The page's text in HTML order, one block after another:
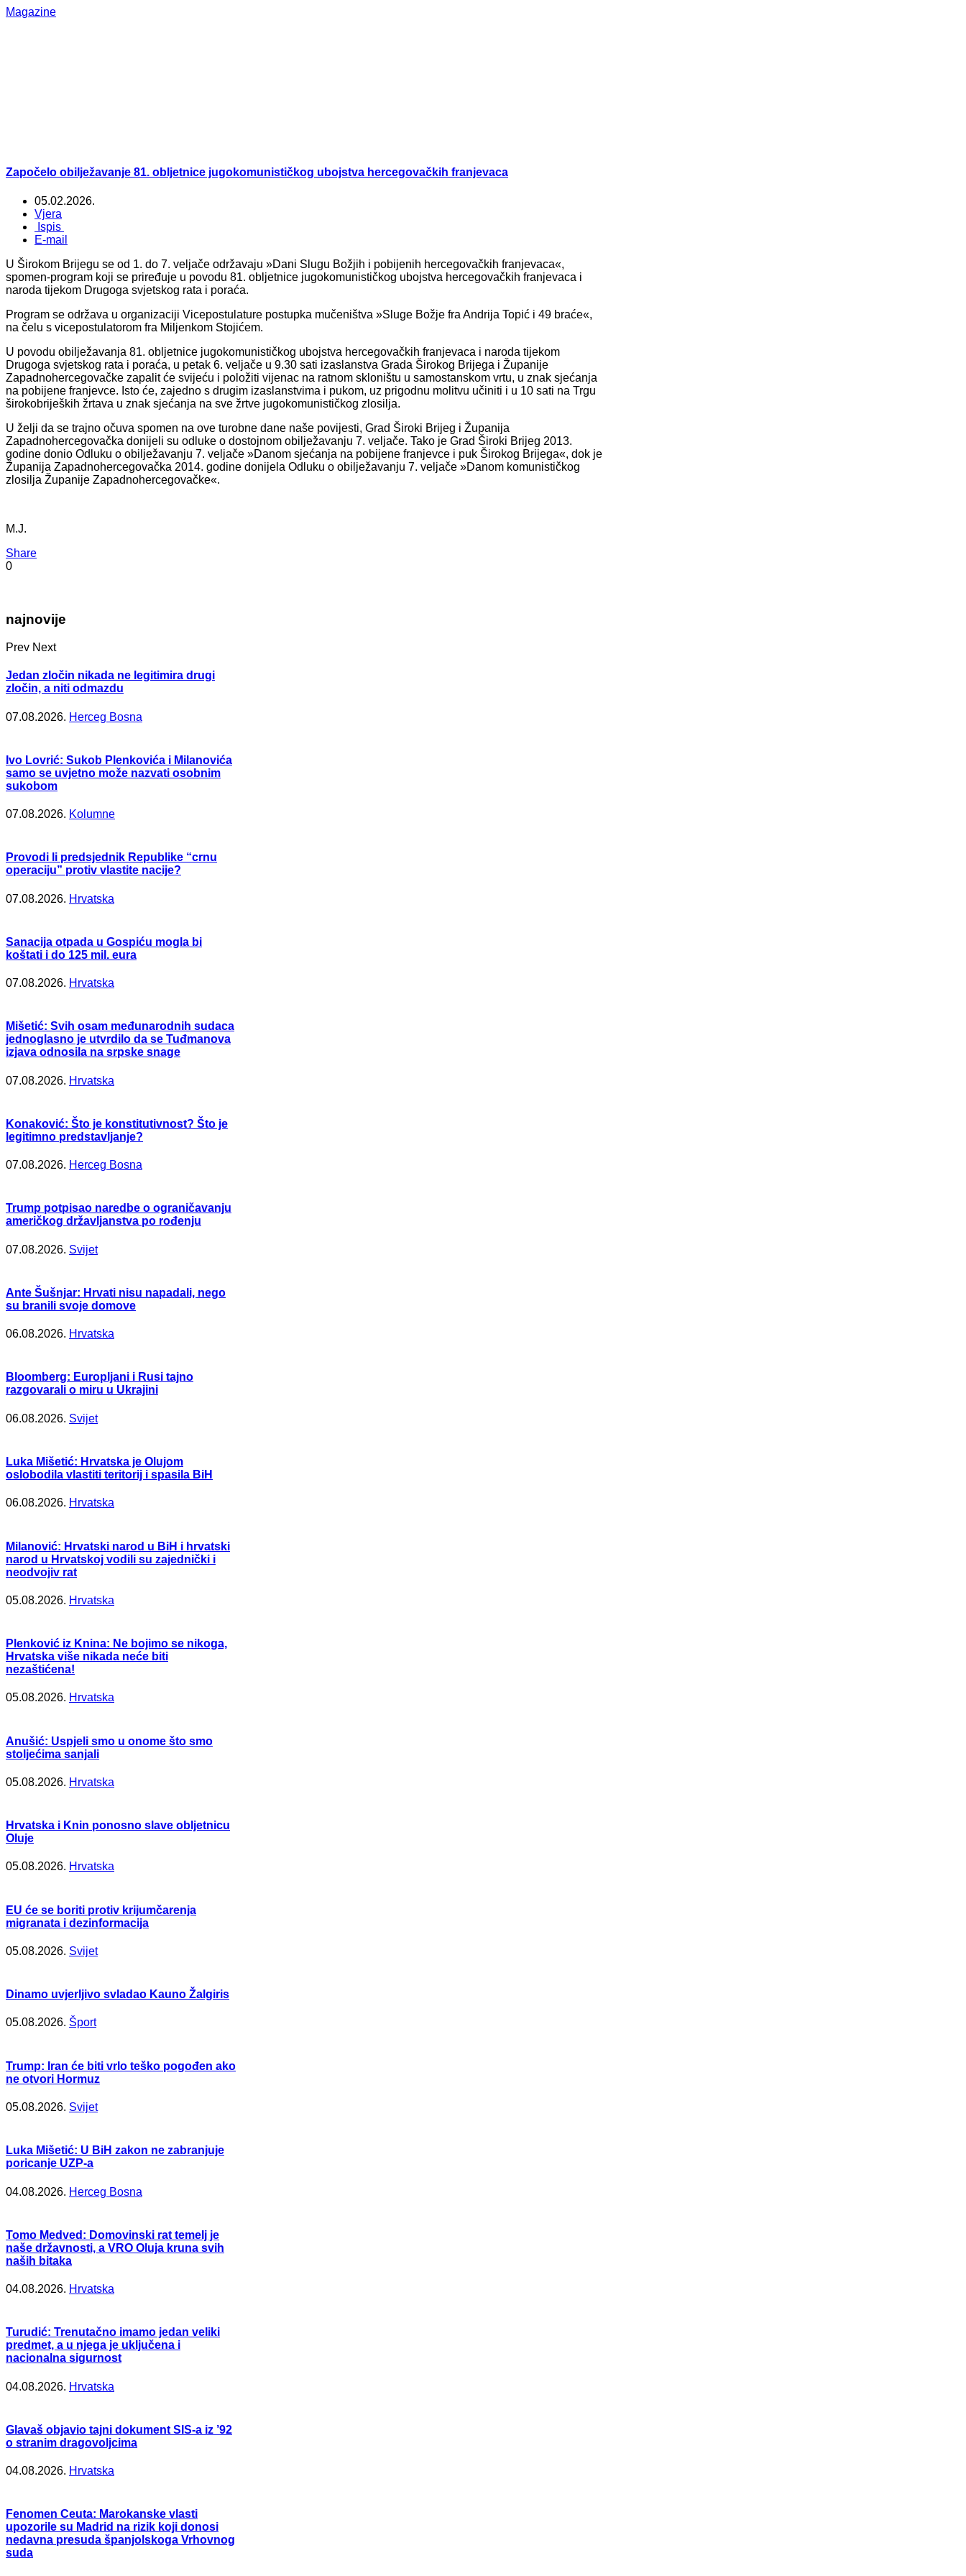
Magazine
Započelo obilježavanje 81. obljetnice jugokomunističkog ubojstva hercegovačkih franjevaca
05.02.2026.
Vjera
Ispis
E-mail
U Širokom Brijegu se od 1. do 7. veljače održavaju »Dani Slugu Božjih i pobijenih hercegovačkih franjevaca«,
spomen-program koji se priređuje u povodu 81. obljetnice jugokomunističkog ubojstva hercegovačkih franjevaca i
naroda tijekom Drugoga svjetskog rata i poraća.
Program se održava u organizaciji Vicepostulature postupka mučeništva »Sluge Božje fra Andrija Topić i 49 braće«,
na čelu s vicepostulatorom fra Miljenkom Stojićem.
U povodu obilježavanja 81. obljetnice jugokomunističkog ubojstva hercegovačkih franjevaca i naroda tijekom
Drugoga svjetskog rata i poraća, u petak 6. veljače u 9.30 sati izaslanstva Grada Širokog Brijega i Županije
Zapadnohercegovačke zapalit će svijeću i položiti vijenac na ratnom skloništu u samostanskom vrtu, u znak sjećanja
na pobijene franjevce. Isto će, zajedno s drugim izaslanstvima i pukom, uz prigodnu molitvu učiniti i u 10 sati na Trgu
širokobrijeških žrtava u znak sjećanja na sve žrtve jugokomunističkog zlosilja.
U želji da se trajno očuva spomen na ove turobne dane naše povijesti, Grad Široki Brijeg i Županija
Zapadnohercegovačka donijeli su odluke o dostojnom obilježavanju 7. veljače. Tako je Grad Široki Brijeg 2013.
godine donio Odluku o obilježavanju 7. veljače »Danom sjećanja na pobijene franjevce i puk Širokog Brijega«, dok je
Županija Zapadnohercegovačka 2014. godine donijela Odluku o obilježavanju 7. veljače »Danom komunističkog
zlosilja Županije Zapadnohercegovačke«.
M.J.
Share
0
najnovije
Prev Next
Jedan zločin nikada ne legitimira drugi
zločin, a niti odmazdu
07.08.2026. Herceg Bosna
Ivo Lovrić: Sukob Plenkovića i Milanovića
samo se uvjetno može nazvati osobnim
sukobom
07.08.2026. Kolumne
Provodi li predsjednik Republike “crnu
operaciju” protiv vlastite nacije?
07.08.2026. Hrvatska
Sanacija otpada u Gospiću mogla bi
koštati i do 125 mil. eura
07.08.2026. Hrvatska
Mišetić: Svih osam međunarodnih sudaca
jednoglasno je utvrdilo da se Tuđmanova
izjava odnosila na srpske snage
07.08.2026. Hrvatska
Konaković: Što je konstitutivnost? Što je
legitimno predstavljanje?
07.08.2026. Herceg Bosna
Trump potpisao naredbe o ograničavanju
američkog državljanstva po rođenju
07.08.2026. Svijet
Ante Šušnjar: Hrvati nisu napadali, nego
su branili svoje domove
06.08.2026. Hrvatska
Bloomberg: Europljani i Rusi tajno
razgovarali o miru u Ukrajini
06.08.2026. Svijet
Luka Mišetić: Hrvatska je Olujom
oslobodila vlastiti teritorij i spasila BiH
06.08.2026. Hrvatska
Milanović: Hrvatski narod u BiH i hrvatski
narod u Hrvatskoj vodili su zajednički i
neodvojiv rat
05.08.2026. Hrvatska
Plenković iz Knina: Ne bojimo se nikoga,
Hrvatska više nikada neće biti
nezaštićena!
05.08.2026. Hrvatska
Anušić: Uspjeli smo u onome što smo
stoljećima sanjali
05.08.2026. Hrvatska
Hrvatska i Knin ponosno slave obljetnicu
Oluje
05.08.2026. Hrvatska
EU će se boriti protiv krijumčarenja
migranata i dezinformacija
05.08.2026. Svijet
Dinamo uvjerljivo svladao Kauno Žalgiris
05.08.2026. Šport
Trump: Iran će biti vrlo teško pogođen ako
ne otvori Hormuz
05.08.2026. Svijet
Luka Mišetić: U BiH zakon ne zabranjuje
poricanje UZP-a
04.08.2026. Herceg Bosna
Tomo Medved: Domovinski rat temelj je
naše državnosti, a VRO Oluja kruna svih
naših bitaka
04.08.2026. Hrvatska
Turudić: Trenutačno imamo jedan veliki
predmet, a u njega je uključena i
nacionalna sigurnost
04.08.2026. Hrvatska
Glavaš objavio tajni dokument SIS-a iz ’92
o stranim dragovoljcima
04.08.2026. Hrvatska
Fenomen Ceuta: Marokanske vlasti
upozorile su Madrid na rizik koji donosi
nedavna presuda španjolskoga Vrhovnog
suda